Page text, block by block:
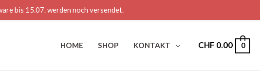
HOME SHOP KONTAKT CHF 0.00 0
bis 15.07. werden noch versendet.